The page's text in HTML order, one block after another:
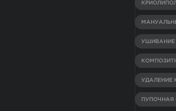
УШИВАНИЕ
УДАЛЕНИЕ
ПУПОЧНАЯ